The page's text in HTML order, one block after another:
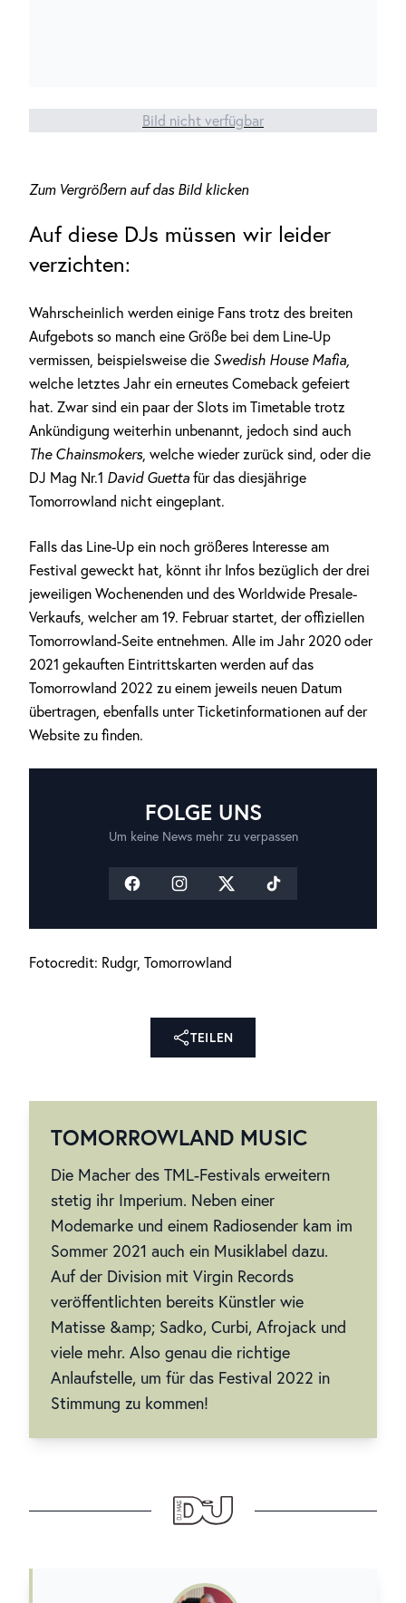
Bild nicht verfügbar
Zum Vergrößern auf das Bild klicken
Auf diese DJs müssen wir leider
verzichten:
Wahrscheinlich werden einige Fans trotz des breiten
Aufgebots so manch eine Größe bei dem Line-Up
vermissen, beispielsweise die Swedish House Mafia,
welche letztes Jahr ein erneutes Comeback gefeiert
hat. Zwar sind ein paar der Slots im Timetable trotz
Ankündigung weiterhin unbenannt, jedoch sind auch
The Chainsmokers, welche wieder zurück sind, oder die
DJ Mag Nr.1 David Guetta für das diesjährige
Tomorrowland nicht eingeplant.
Falls das Line-Up ein noch größeres Interesse am
Festival geweckt hat, könnt ihr Infos bezüglich der drei
jeweiligen Wochenenden und des Worldwide Presale-
Verkaufs, welcher am 19. Februar startet, der offiziellen
Tomorrowland-Seite entnehmen. Alle im Jahr 2020 oder
2021 gekauften Eintrittskarten werden auf das
Tomorrowland 2022 zu einem jeweils neuen Datum
übertragen, ebenfalls unter Ticketinformationen auf der
Website zu finden.
FOLGE UNS
Um keine News mehr zu verpassen
Fotocredit: Rudgr, Tomorrowland
TEILEN
TOMORROWLAND MUSIC
Die Macher des TML-Festivals erweitern
stetig ihr Imperium. Neben einer
Modemarke und einem Radiosender kam im
Sommer 2021 auch ein Musiklabel dazu.
Auf der Division mit Virgin Records
veröffentlichten bereits Künstler wie
Matisse &amp; Sadko, Curbi, Afrojack und
viele mehr. Also genau die richtige
Anlaufstelle, um für das Festival 2022 in
Stimmung zu kommen!